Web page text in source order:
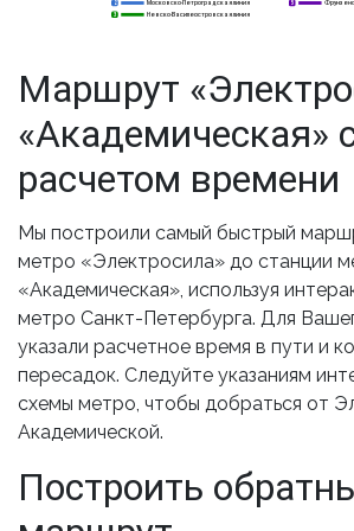
Невско-Василеостровская линия
2
3
5
2
3
Маршрут
«Академическая»
расчетом времени
Мы построили самый быстрый
метро «Электросила» до станции
«Академическая», используя
метро Санкт-Петербурга. Для
указали расчетное время в пути и
пересадок. Следуйте указаниям
схемы метро, чтобы добраться от
Академической.
Построить